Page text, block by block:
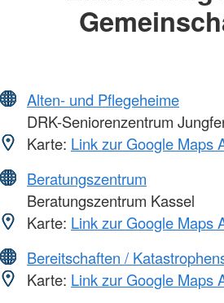
Alten- und Pflegeheime
DRK-Seniorenzentrum
Karte: Link zur Google Maps
Beratungszentrum
Beratungszentrum Kassel
Karte: Link zur Google Maps
Bereitschaften /
Karte: Link zur Google Maps